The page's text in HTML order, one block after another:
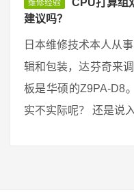
维修经验
CPU打算组
建议吗？
日本维修技术本人从
辑和包装，达芬奇来
板是华硕的Z9PA-D8
实不实际呢？ 还是说